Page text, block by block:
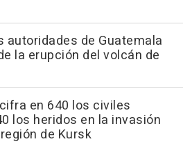
autoridades de Guatemala
la erupción del volcán de
en 640 los civiles
los heridos en la invasión
de Kursk